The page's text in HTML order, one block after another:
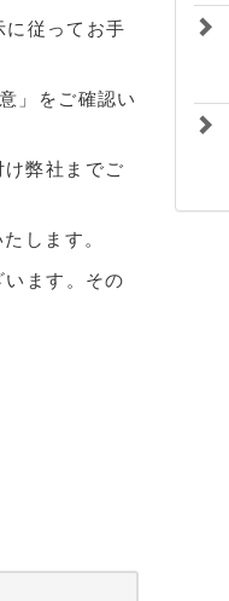
従ってお手
」をご確認い
弊社までご
します。
ます。その